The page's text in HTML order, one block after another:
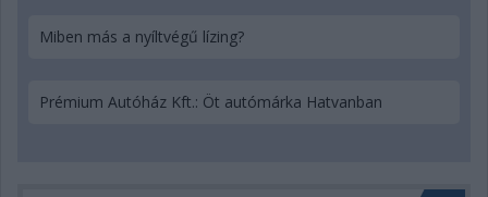
Miben más a nyíltvégű lízing?
Prémium Autóház Kft.: Öt autómárka Hatvanban